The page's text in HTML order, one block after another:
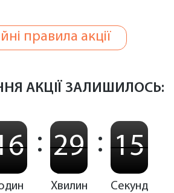
правила акції
АКЦІЇ ЗАЛИШИЛОСЬ:
: 29
Хвилин
: 15
Секунд